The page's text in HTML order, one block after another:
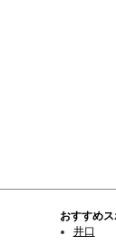
おすすめ
井口